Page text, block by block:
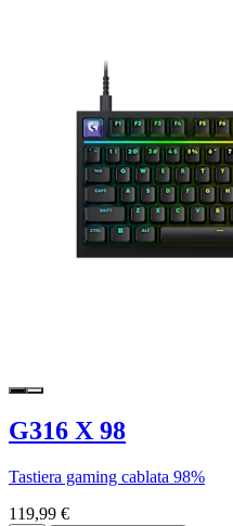
G316 X 98
Tastiera gaming cablata 98%
119,99 €